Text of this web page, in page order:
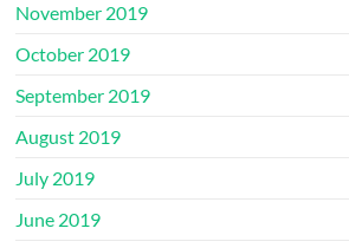
November 2019
October 2019
September 2019
August 2019
July 2019
June 2019